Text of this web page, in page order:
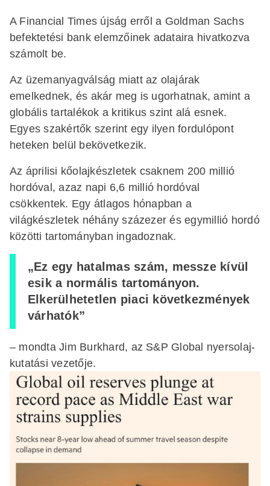
A Financial Times újság erről a Goldman Sachs
befektetési bank elemzőinek adataira hivatkozva
számolt be.
Az üzemanyagválság miatt az olajárak
emelkednek, és akár meg is ugorhatnak, amint a
globális tartalékok a kritikus szint alá esnek.
Egyes szakértők szerint egy ilyen fordulópont
heteken belül bekövetkezik.
Az áprilisi kőolajkészletek csaknem 200 millió
hordóval, azaz napi 6,6 millió hordóval
csökkentek. Egy átlagos hónapban a
világkészletek néhány százezer és egymillió hordó
közötti tartományban ingadoznak.
„Ez egy hatalmas szám, messze kívül
esik a normális tartományon.
Elkerülhetetlen piaci következmények
várhatók”
– mondta Jim Burkhard, az S&P Global nyersolaj-
kutatási vezetője.